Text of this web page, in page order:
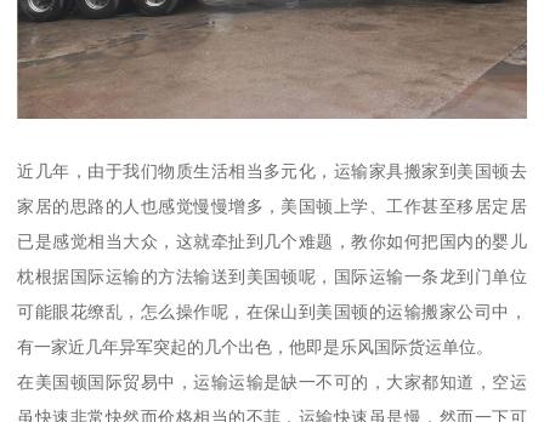
近几年，由于我们物质生活相当多元化，运输家具搬家到美国顿去
家居的思路的人也感觉慢慢增多，美国顿上学、工作甚至移居定居
已是感觉相当大众，这就牵扯到几个难题，教你如何把国内的婴儿
枕根据国际运输的方法输送到美国顿呢，国际运输一条龙到门单位
可能眼花缭乱，怎么操作呢，在保山到美国顿的运输搬家公司中，
有一家近几年异军突起的几个出色，他即是乐风国际货运单位。
在美国顿国际贸易中，运输运输是缺一不可的，大家都知道，空运
虽快速非常快然而价格相当的不菲，运输快速虽是慢，然而一下可